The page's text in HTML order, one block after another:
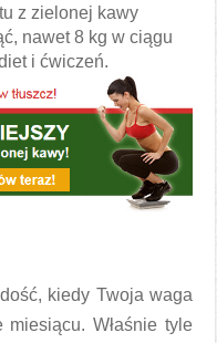
z zielonej kawy
nawet 8 kg w ciągu
i ćwiczeń.
kiedy Twoja waga
Właśnie tyle